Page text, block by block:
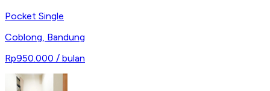
Pocket Single
Coblong, Bandung
Rp950.000 / bulan